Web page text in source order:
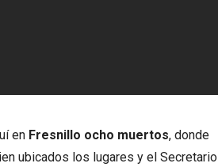
en Fresnillo ocho muertos, donde
ubicados los lugares y el Secretario